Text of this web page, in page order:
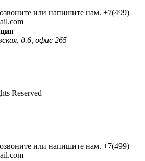
или напишите нам. +7(499)
д.6, офис 265
Reserved
или напишите нам. +7(499)